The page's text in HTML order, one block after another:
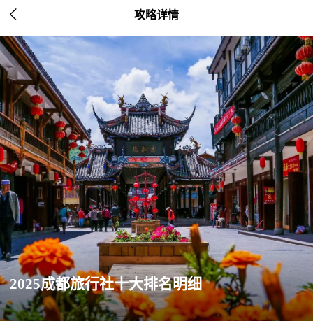
 攻略详情
2025成都旅行社十大排名明细